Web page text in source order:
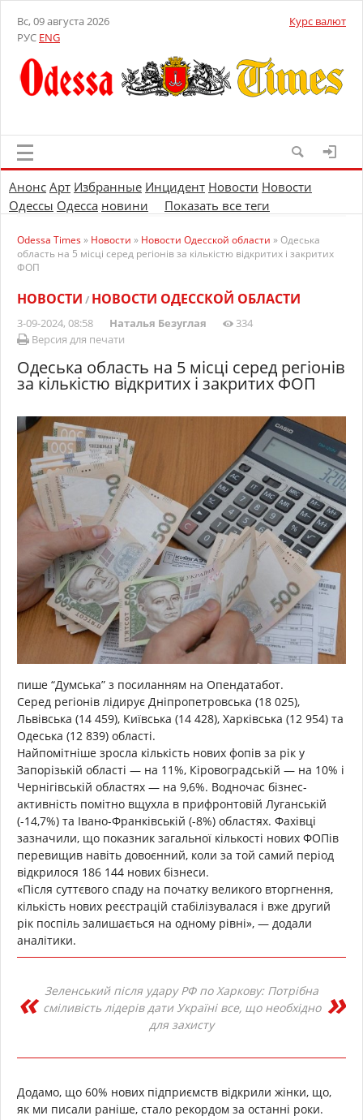
Вс, 09 августа 2026
РУС ENG
Курс валют
Анонс Арт Избранные Инцидент Новости Новости
Одессы Одесса новини Показать все теги
Odessa Times» Новости » Новости Одесской области » Одеська
область на 5 місці серед регіонів за кількістю відкритих і закритих
ФОП
НОВОСТИ / НОВОСТИ ОДЕССКОЙ ОБЛАСТИ
3-09-2024, 08:58 Наталья Безуглая
334
Версия для печати
Одеська область на 5 місці серед регіонів
за кількістю відкритих і закритих ФОП
пише “Думська” з посиланням на Опендатабот.
Серед регіонів лідирує Дніпропетровська (18 025),
Львівська (14 459), Київська (14 428), Харківська (12 954) та
Одеська (12 839) області.
Найпомітніше зросла кількість нових фопів за рік у
Запорізькій області — на 11%, Кіровоградській — на 10% і
Чернігівській областях — на 9,6%. Водночас бізнес-
активність помітно вщухла в прифронтовій Луганській
(-14,7%) та Івано-Франківській (-8%) областях. Фахівці
зазначили, що показник загальної кількості нових ФОПів
перевищив навіть довоєнний, коли за той самий період
відкрилося 186 144 нових бізнеси.
«Після суттєвого спаду на початку великого вторгнення,
кількість нових реєстрацій стабілізувалася і вже другий
рік поспіль залишається на одному рівні», — додали
аналітики.
Зеленський після удару РФ по Харкову: Потрібна
сміливість лідерів дати Україні все, що необхідно
для захисту
Додамо, що 60% нових підприємств відкрили жінки, що,
як ми писали раніше, стало рекордом за останні роки.